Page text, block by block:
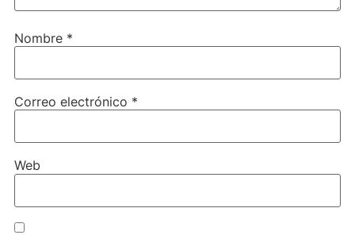
Nombre *
Correo electrónico *
Web